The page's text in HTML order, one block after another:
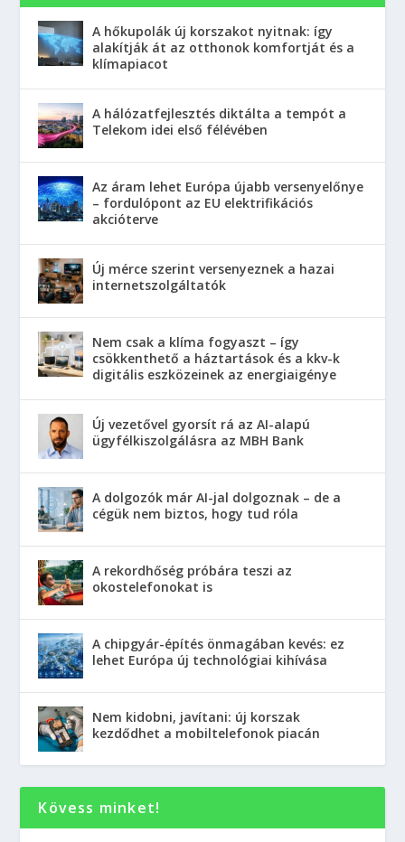
A hőkupolák új korszakot nyitnak: így
alakítják át az otthonok komfortját és a
klímapiacot
A hálózatfejlesztés diktálta a tempót a
Telekom idei első félévében
Az áram lehet Európa újabb versenyelőnye
– fordulópont az EU elektrifikációs
akcióterve
Új mérce szerint versenyeznek a hazai
internetszolgáltatók
Nem csak a klíma fogyaszt – így
csökkenthető a háztartások és a kkv-k
digitális eszközeinek az energiaigénye
Új vezetővel gyorsít rá az AI-alapú
ügyfélkiszolgálásra az MBH Bank
A dolgozók már AI-jal dolgoznak – de a
cégük nem biztos, hogy tud róla
A rekordhőség próbára teszi az
okostelefonokat is
A chipgyár-építés önmagában kevés: ez
lehet Európa új technológiai kihívása
Nem kidobni, javítani: új korszak
kezdődhet a mobiltelefonok piacán
Kövess minket!